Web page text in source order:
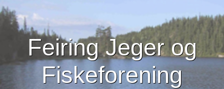
Feiring Jeger og
Fiskeforening